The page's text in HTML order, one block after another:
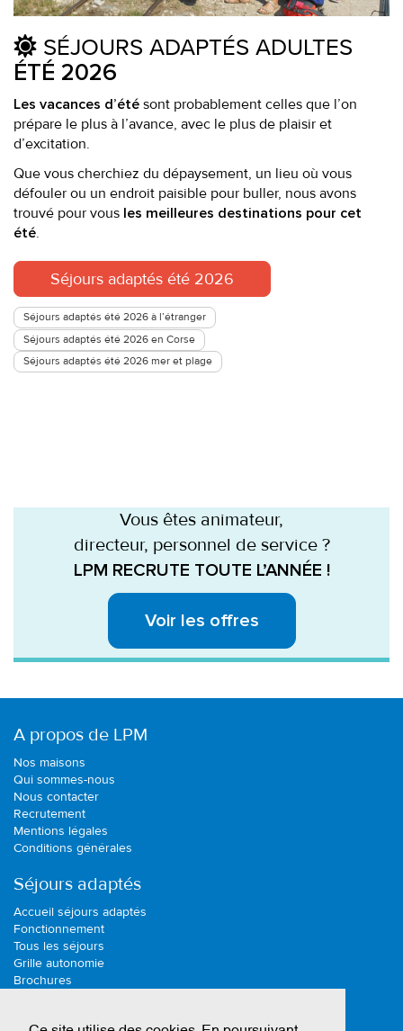
Ce site utilise des cookies. En poursuivant
SÉJOURS ADAPTÉS ADULTES
ÉTÉ 2026
Les vacances d’été sont probablement celles que l’on
prépare le plus à l’avance, avec le plus de plaisir et
d’excitation.
Que vous cherchiez du dépaysement, un lieu où vous
défouler ou un endroit paisible pour buller, nous avons
trouvé pour vous les meilleures destinations pour cet
été.
Séjours adaptés été 2026
Séjours adaptés été 2026 à l’étranger
Séjours adaptés été 2026 en Corse
Séjours adaptés été 2026 mer et plage
Vous êtes animateur,
directeur, personnel de service ?
LPM RECRUTE TOUTE L’ANNÉE !
Voir les offres
A propos de LPM
Nos maisons
Qui sommes-nous
Nous contacter
Recrutement
Mentions légales
Conditions générales
Séjours adaptés
Accueil séjours adaptés
Fonctionnement
Tous les séjours
Grille autonomie
Brochures